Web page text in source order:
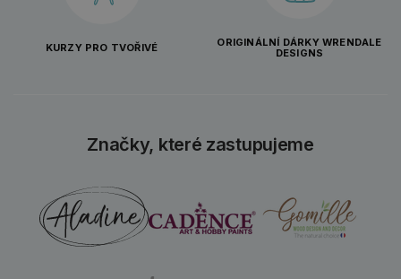
KURZY PRO TVOŘIVÉ
ORIGINÁLNÍ DÁRKY WRENDALE
DESIGNS
Značky, které zastupujeme